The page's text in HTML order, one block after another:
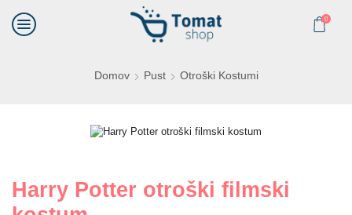
0
Domov Pust Otroški Kostumi
Harry Potter otroški filmski